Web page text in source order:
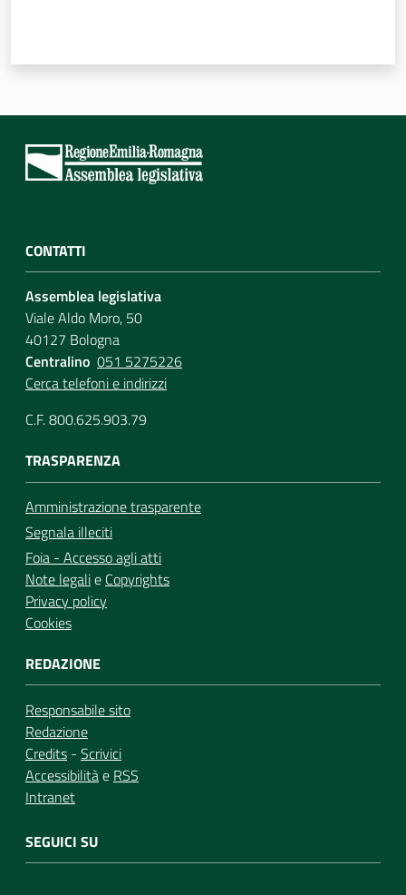
legislativa
Assemblea
Attività
Per i media
Per i cittadini
CONTATTI
Assemblea legislativa
Viale Aldo Moro, 50
40127 Bologna
Centralino 051 5275226
Cerca telefoni e indirizzi
C.F. 800.625.903.79
TRASPARENZA
Amministrazione trasparente
Segnala illeciti
Foia - Accesso agli atti
Note legalie Copyrights
Privacy policy
Cookies
REDAZIONE
Responsabile sito
Redazione
Credits - Scrivici
Accessibilitàe RSS
Intranet
SEGUICI SU